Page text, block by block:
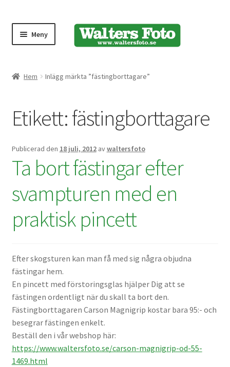
Meny
Bärremmar
Objektiv Canon
Objektiv Nikon
Objektiv övriga
Objektivlock
Hem Inlägg märkta ”fästingborttagare”
Etikett:fästingborttagare
Publicerad den 18 juli, 2012 avwaltersfoto
Ta bort fästingar efter
svampturen med en
praktisk pincett
Efter skogsturen kan man få med sig några objudna
fästingar hem.
En pincett med förstoringsglas hjälper Dig att se
fästingen ordentligt när du skall ta bort den.
Fästingborttagaren Carson Magnigrip kostar bara 95:- och
besegrar fästingen enkelt.
Beställ den i vår webshop här:
https://www.waltersfoto.se/carson-magnigrip-od-55-
1469.html